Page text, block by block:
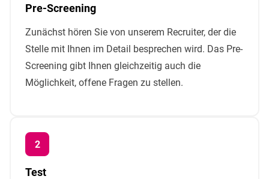
Pre-Screening
Zunächst hören Sie von unserem Recruiter, der die
Stelle mit Ihnen im Detail besprechen wird. Das Pre-
Screening gibt Ihnen gleichzeitig auch die
Möglichkeit, offene Fragen zu stellen.
Test